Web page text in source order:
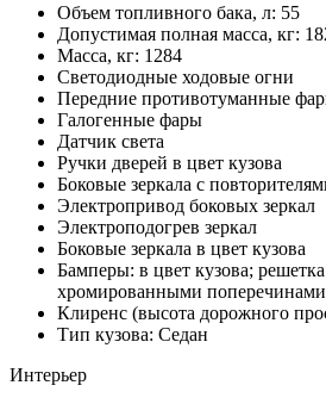
Объем топливного бака, л: 55
Допустимая полная масса, кг:
Масса, кг: 1284
Светодиодные ходовые огни
Передние противотуманные
Галогенные фары
Датчик света
Ручки дверей в цвет кузова
Боковые зеркала с
Электропривод боковых зеркал
Электроподогрев зеркал
Боковые зеркала в цвет кузова
Бамперы: в цвет кузова;
хромированными поперечинами
Клиренс (высота дорожного
Тип кузова: Седан
Интерьер